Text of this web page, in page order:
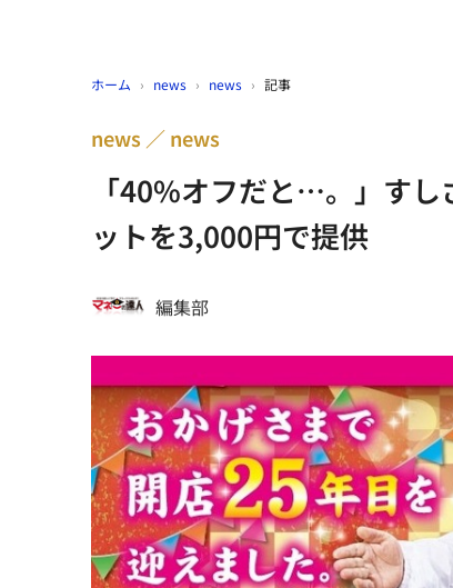
ホーム › news › news › 記事
「40%オフだと…。」す
ットを3,000円で提供
news news
編集部